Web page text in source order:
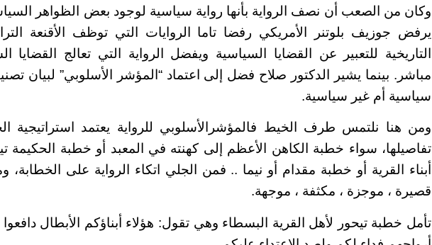
وكان من الصعب أن نصف الرواية بأنها رواية سياسية لوجود بعض الظواهر
يرفض جوزيف بلوتنر الأمريكي رفضا تاما الروايات التي توظف الأقنعة
التاريخية للتعبير عن القضايا السياسية ويفضل الرواية التي تعالج القضايا
مباشر. بينما يشير الدكتور صلاح فضل إلى اعتماد “المؤشر الأسلوبي” لبيان
سياسية أم غير سياسية.
ومن هنا نلتمس طرف الخيط فالمؤشرالأسلوبي للرواية يعتمد استراتيجية
تفاصيلها، سواء خطبة الكاهن الأعظم إلى كهنته في المعبد أو خطبة الحكيمة
أبناء القرية أو خطبة مقدام أو نيما .. فمن الجلي اتكاء الرواية على الخطابة،
قصيرة ، موجزة ، مكثفة ، موجهة.
تأمل خطبة تيحور لأهل القرية البسطاء وهي تقول: هؤلاء أبناؤكم الأبطال